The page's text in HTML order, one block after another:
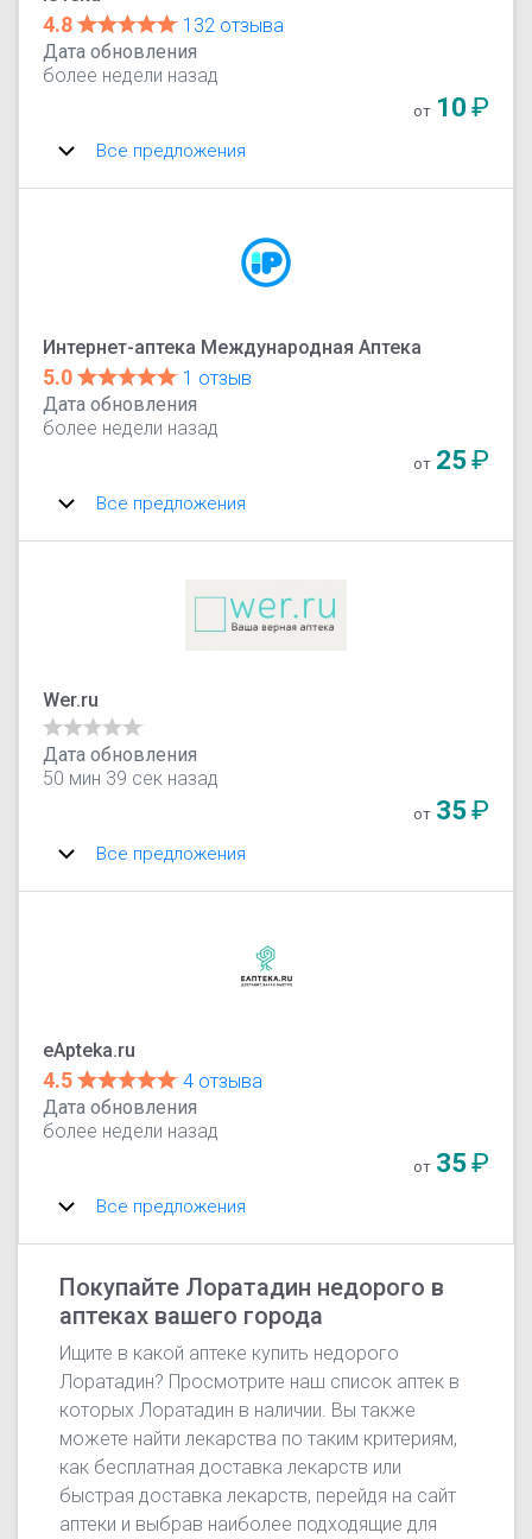
4.8
132 отзыва
Дата обновления
более недели назад
от 10₽
Все предложения
Интернет-аптека Международная Аптека
5.0
1 отзыв
Дата обновления
более недели назад
от 25₽
Все предложения
Wer.ru
Дата обновления
50 мин 39 сек назад
от 35₽
Все предложения
eApteka.ru
4.5
4 отзыва
Дата обновления
более недели назад
от 35₽
Все предложения
Покупайте Лоратадин недорого в
аптеках вашего города
Ищите в какой аптеке купить недорого
Лоратадин? Просмотрите наш список аптек в
которых Лоратадин в наличии. Вы также
можете найти лекарства по таким критериям,
как бесплатная доставка лекарств или
быстрая доставка лекарств, перейдя на сайт
аптеки и выбрав наиболее подходящие для